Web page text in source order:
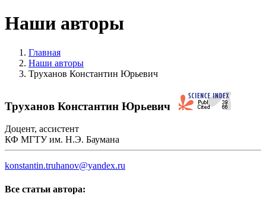
Наши авторы
Главная
Наши авторы
Труханов Константин Юрьевич
Труханов Константин Юрьевич
Доцент, ассистент
КФ МГТУ им. Н.Э. Баумана
konstantin.truhanov@yandex.ru
Все статьи автора: